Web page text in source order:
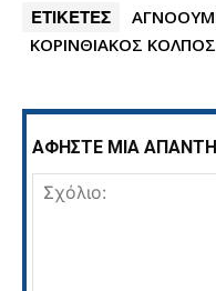
ΕΤΙΚΕΤΕΣ
ΚΟΡΙΝΘΙΑΚΟΣ ΚΟΛΠΟΣ
ΑΦΗΣΤΕ ΜΙΑ